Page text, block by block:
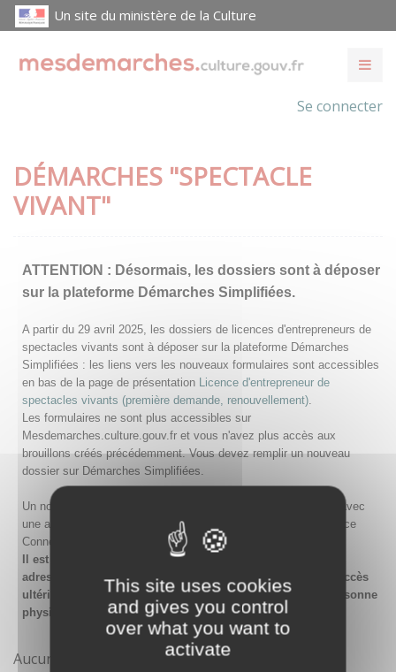
This site uses cookies
and gives you control
over what you want to
activate
Un site du ministère de la Culture
Se connecter
DÉMARCHES "SPECTACLE
VIVANT"
ATTENTION : Désormais, les dossiers sont à déposer
sur la plateforme Démarches Simplifiées.
A partir du 29 avril 2025, les dossiers de licences d'entrepreneurs de
spectacles vivants sont à déposer sur la plateforme Démarches
Simplifiées : les liens vers les nouveaux formulaires sont accessibles
en bas de la page de présentation Licence d'entrepreneur de
spectacles vivants (première demande, renouvellement).
Les formulaires ne sont plus accessibles sur
Mesdemarches.culture.gouv.fr et vous n'avez plus accès aux
brouillons créés précédemment. Vous devez remplir un nouveau
dossier sur Démarches Simplifiées.
Un nouveau compte doit être créé sur Démarches Simplifiées avec
une adresse email et un mot de passe, ou en passant par France
Connect.
Il est conseillé lors de la création du compte de saisir une
adresse email générique de l'organisme afin de garantir l'accès
ultérieur au compte même en cas de changement de la personne
physique gestionnaire.
Aucune démarche pour le moment